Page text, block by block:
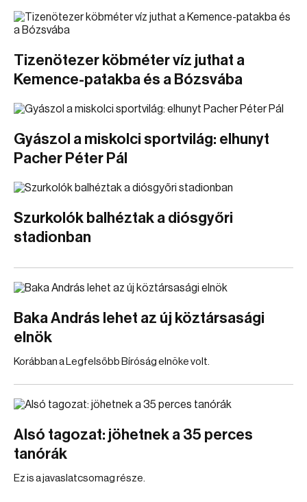
Tizenötezer köbméter víz juthat a
Kemence-patakba és a Bózsvába
Gyászol a miskolci sportvilág: elhunyt
Pacher Péter Pál
Szurkolók balhéztak a diósgyőri
stadionban
Baka András lehet az új köztársasági
elnök
Korábban a Legfelsőbb Bíróság elnöke volt.
Alsó tagozat: jöhetnek a 35 perces
tanórák
Ez is a javaslatcsomag része.